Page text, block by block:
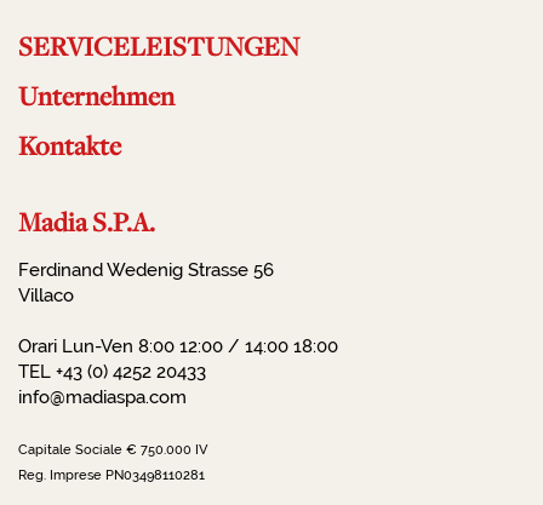
SERVICELEISTUNGEN
Unternehmen
Kontakte
Madia S.P.A.
Ferdinand Wedenig Strasse 56
Villaco
Orari Lun-Ven 8:00 12:00 / 14:00 18:00
TEL +43 (0) 4252 20433
info@madiaspa.com
Capitale Sociale € 750.000 IV
Reg. Imprese PN03498110281